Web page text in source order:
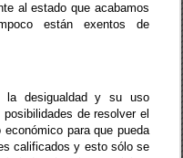
al estado que acabamos
están exentos de
la desigualdad y su uso
de resolver el
para que pueda
calificados y esto sólo se